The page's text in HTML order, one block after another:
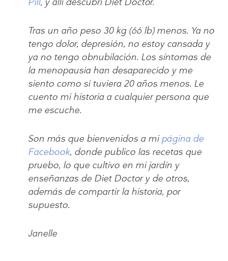
Tras un año peso 30 kg (66 lb) menos. Ya no
tengo dolor, depresión, no estoy cansada y
ya no tengo obnubilación. Los síntomas de
la menopausia han desaparecido y me
siento como si tuviera 20 años menos. Le
cuento mi historia a cualquier persona que
me escuche.
Son más que bienvenidos a mipágina de
Facebook, donde publico las recetas que
pruebo, lo que cultivo en mi jardín y
enseñanzas de Diet Doctor y de otros,
además de compartir la historia, por
supuesto.
Janelle